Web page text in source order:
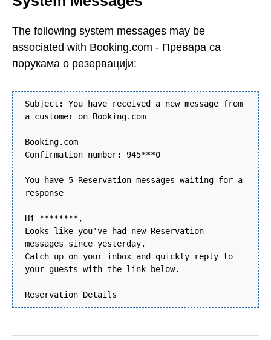
The following system messages may be
associated with Booking.com - Превара са
порукама о резервацији:
Subject: You have received a new message from
a customer on Booking.com
Booking.com
Confirmation number: 945***0
You have 5 Reservation messages waiting for a
response
Hi ********,
Looks like you've had new Reservation
messages since yesterday.
Catch up on your inbox and quickly reply to
your guests with the link below.
Reservation Details